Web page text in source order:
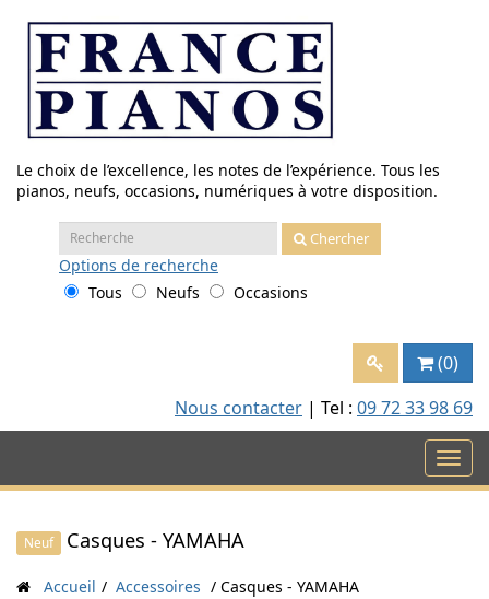
contenu
Le choix de l’excellence, les notes de l’expérience. Tous les
pianos, neufs, occasions, numériques à votre disposition.
Recherche
:
Chercher
Options de recherche
Tous
Neufs Occasions
(0)
Nous contacter | Tel : 09 72 33 98 69
Neuf Casques - YAMAHA
Accueil Accessoires Casques - YAMAHA